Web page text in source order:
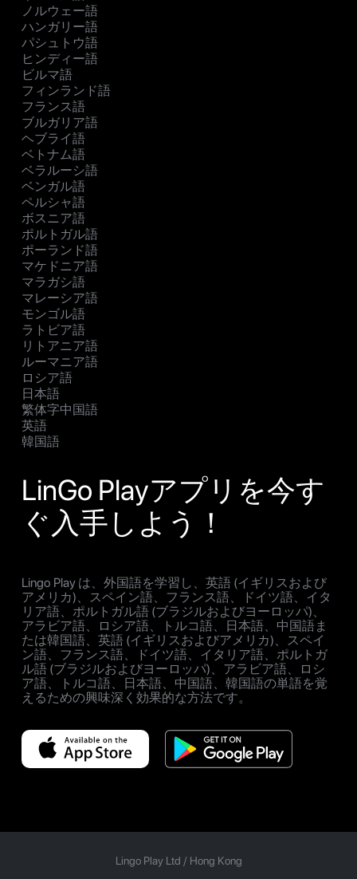
ノルウェー語
ハンガリー語
パシュトウ語
ヒンディー語
ビルマ語
フィンランド語
フランス語
ブルガリア語
ヘブライ語
ベトナム語
ベラルーシ語
ベンガル語
ペルシャ語
ボスニア語
ポルトガル語
ポーランド語
マケドニア語
マラガシ語
マレーシア語
モンゴル語
ラトビア語
リトアニア語
ルーマニア語
ロシア語
日本語
繁体字中国語
英語
韓国語
LinGo Playアプリを今す
ぐ入手しよう！
Lingo Play は、外国語を学習し、英語 (イギリスおよび
アメリカ)、スペイン語、フランス語、ドイツ語、イタ
リア語、ポルトガル語 (ブラジルおよびヨーロッパ)、
アラビア語、ロシア語、トルコ語、日本語、中国語ま
たは韓国語、英語 (イギリスおよびアメリカ)、スペイ
ン語、フランス語、ドイツ語、イタリア語、ポルトガ
ル語 (ブラジルおよびヨーロッパ)、アラビア語、ロシ
ア語、トルコ語、日本語、中国語、韓国語の単語を覚
えるための興味深く効果的な方法です。
Lingo Play Ltd / Hong Kong